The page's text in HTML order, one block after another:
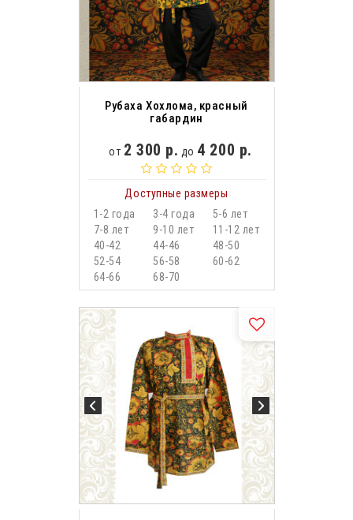
Рубаха Хохлома, красный
габардин
от 2 300 р. до 4 200 р.
Доступные размеры
1-2 года
3-4 года
5-6 лет
7-8 лет
9-10 лет
11-12 лет
40-42
44-46
48-50
52-54
56-58
60-62
64-66
68-70